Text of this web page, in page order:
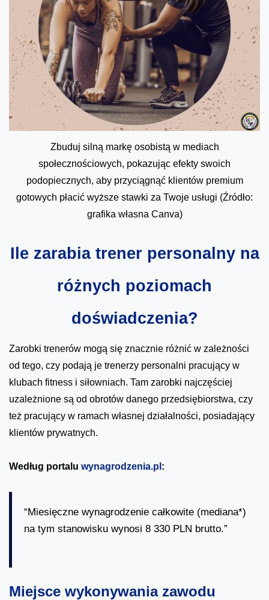
Zbuduj silną markę osobistą w mediach
społecznościowych, pokazując efekty swoich
podopiecznych, aby przyciągnąć klientów premium
gotowych płacić wyższe stawki za Twoje usługi (Źródło:
grafika własna Canva)
Ile zarabia trener personalny na
różnych poziomach
doświadczenia?
Zarobki trenerów mogą się znacznie różnić w zależności
od tego, czy podają je trenerzy personalni pracujący w
klubach fitness i siłowniach. Tam zarobki najczęściej
uzależnione są od obrotów danego przedsiębiorstwa, czy
też pracujący w ramach własnej działalności, posiadający
klientów prywatnych.
Według portalu wynagrodzenia.pl :
“Miesięczne wynagrodzenie całkowite (mediana*)
na tym stanowisku wynosi 8 330 PLN brutto.”
Miejsce wykonywania zawodu